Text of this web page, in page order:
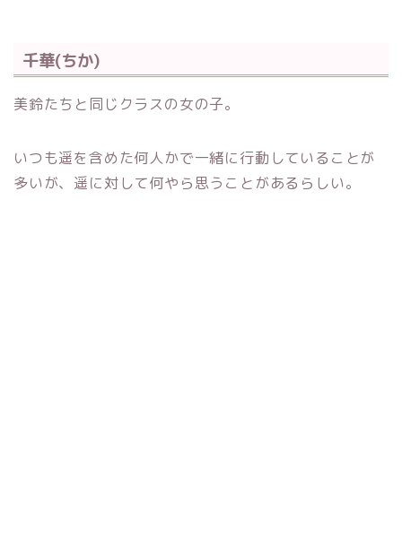
千華(ちか)
美鈴たちと同じクラスの女の子。
いつも遥を含めた何人かで一緒に行動していることが
多いが、遥に対して何やら思うことがあるらしい。